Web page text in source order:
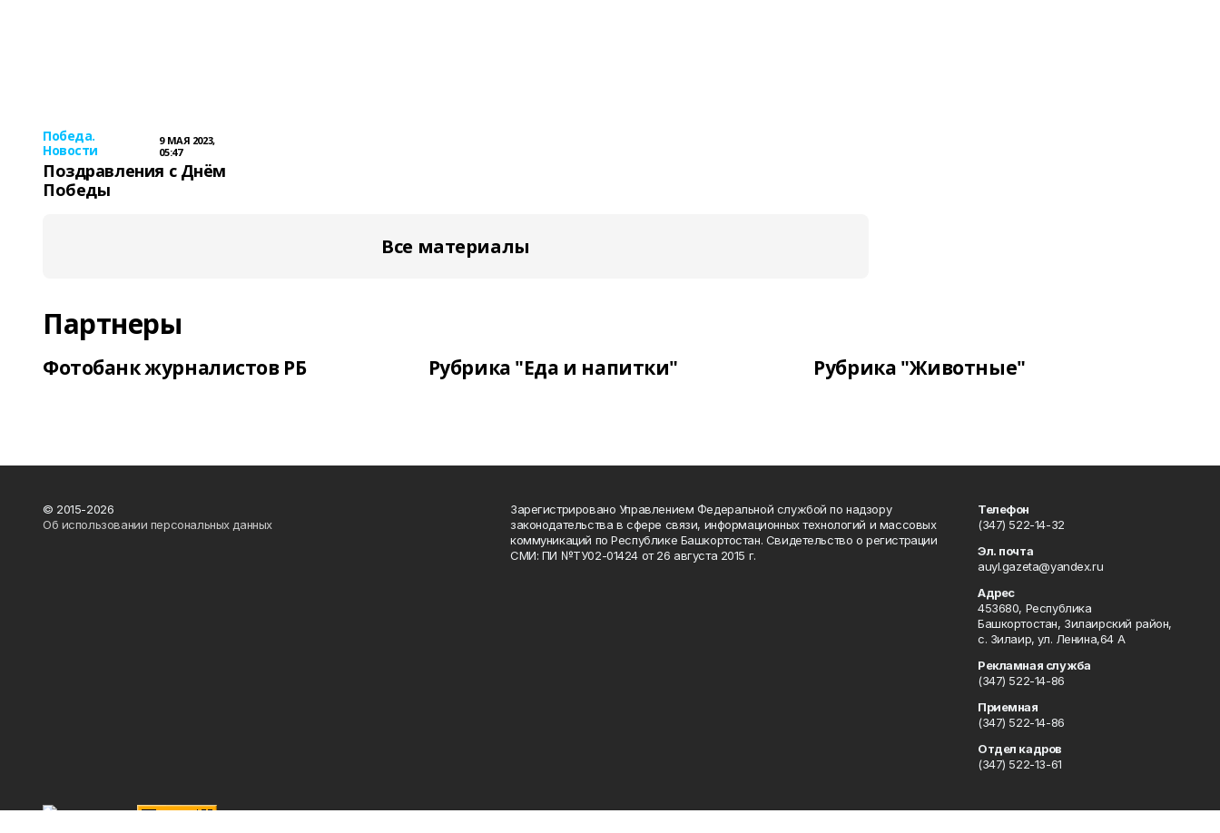
Победа.
Новости
9 МАЯ 2023,
05:47
Поздравления с Днём
Победы
Все материалы
Партнеры
Фотобанк журналистов РБ Рубрика "Еда и напитки" Рубрика "Животные"
© 2015-2026
Об использовании персональных данных
Зарегистрировано Управлением Федеральной службой по надзору
законодательства в сфере связи, информационных технологий и массовых
коммуникаций по Республике Башкортостан. Свидетельство о регистрации
СМИ: ПИ №ТУ02-01424 от 26 августа 2015 г.
Телефон
(347) 522-14-32
Эл. почта
auyl.gazeta@yandex.ru
Адрес
453680, Республика
Башкортостан, Зилаирский район,
с. Зилаир, ул. Ленина,64 А
Рекламная служба
(347) 522-14-86
Приемная
(347) 522-14-86
Отдел кадров
(347) 522-13-61